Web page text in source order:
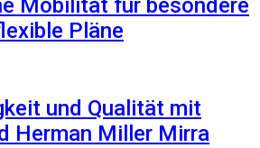
Mobilität für besondere
Pläne
und Qualität mit
Herman Miller Mirra